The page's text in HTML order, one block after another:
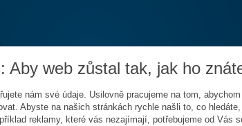
Aby web zůstal tak, jak ho
nám své údaje. Usilovně pracujeme na tom,
Abyste na našich stránkách rychle našli to, co
reklamy, které vás nezajímají, potřebujeme od Vás